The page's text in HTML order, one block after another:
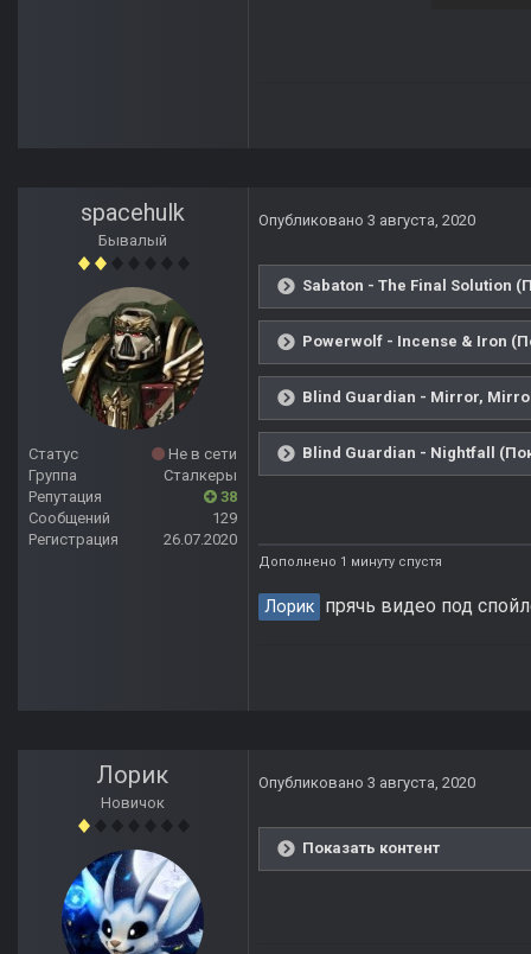
spacehulk
Бывалый
Статус
Не в сети
Группа
Сталкеры
Репутация
38
Сообщений
129
Регистрация
26.07.2020
Опубликовано 3 августа, 2020
Sabaton - The Final Solution
Powerwolf - Incense & Iron
Blind Guardian - Mirror,
Blind Guardian - Nightfall
Дополнено 1 минуту спустя
Лорик прячь видео под
Лорик
Новичок
Опубликовано 3 августа, 2020
Показать контент